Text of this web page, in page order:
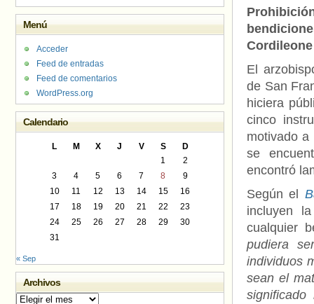
Cordileone
El
de San
hiciera
cinco
motivado a
se
encontró
Según el
incluyen
cualquier
pudiera
individuos
sean el
significado
Menú
Acceder
Feed de entradas
Feed de comentarios
WordPress.org
Calendario
L M X J V S
D
1
2
3
4 5 6 7 8
9
10
11 12 13 14 15
16
17
18 19 20 21 22
23
24
25 26 27 28 29
30
31
« Sep
Archivos
Archivos